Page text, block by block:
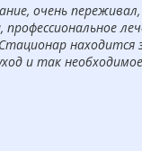
очень
и так